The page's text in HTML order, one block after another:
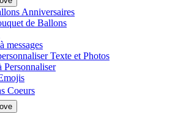
Anniversaires
de Ballons
messages
Texte et Photos
Personnaliser
Coeurs